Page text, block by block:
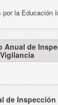
por la Educación
Anual de
de